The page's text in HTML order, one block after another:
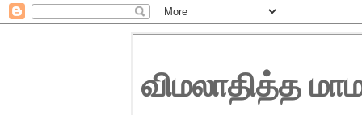
விமலாதித்த